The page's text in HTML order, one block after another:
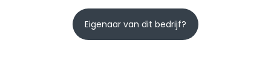
Eigenaar van dit bedrijf?